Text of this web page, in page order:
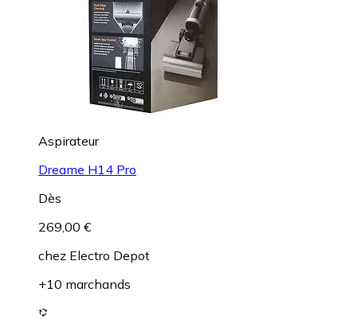
Aspirateur
Dreame H14 Pro
Dès
269,00 €
chez Electro Depot
+10 marchands